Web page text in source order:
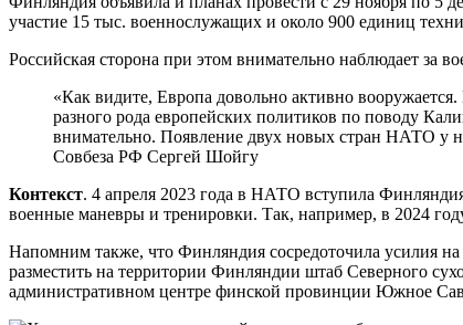
участие 15 тыс. военнослужащих и около 900 единиц
Российская сторона при этом внимательно наблюдает за
«Как видите, Европа довольно активно
разного рода европейских политиков по поводу
внимательно. Появление двух новых стран НАТО у
Совбеза РФ Сергей Шойгу
Контекст. 4 апреля 2023 года в НАТО вступила
военные маневры и тренировки. Так, например, в 2024
Напомним также, что Финляндия сосредоточила усилия
разместить на территории Финляндии штаб Северного
административном центре финской провинции Южное